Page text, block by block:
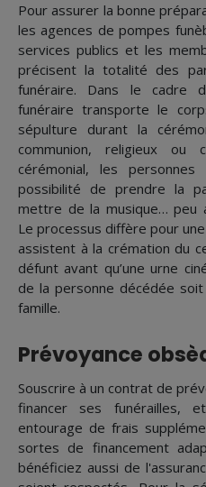
Pour assurer la bonne
les agences de pompes
services publics et les
précisent la totalité des
funéraire. Dans le cadre
funéraire transporte le
sépulture durant la
communion, religieux
cérémonial, les
possibilité de prendre la
mettre de la musique… peu
Le processus diffère pour
assistent à la crémation du
défunt avant qu’une urne
de la personne décédée
famille.
Prévoyance
Souscrire à un contrat de
financer ses funérailles,
entourage de frais
sortes de financement
bénéficiez aussi de